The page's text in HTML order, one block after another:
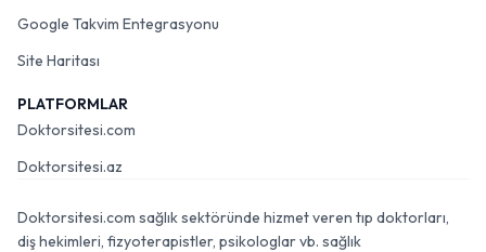
Google Takvim Entegrasyonu
Site Haritası
PLATFORMLAR
Doktorsitesi.com
Doktorsitesi.az
Doktorsitesi.com sağlık sektöründe hizmet veren tıp doktorları,
diş hekimleri, fizyoterapistler, psikologlar vb. sağlık